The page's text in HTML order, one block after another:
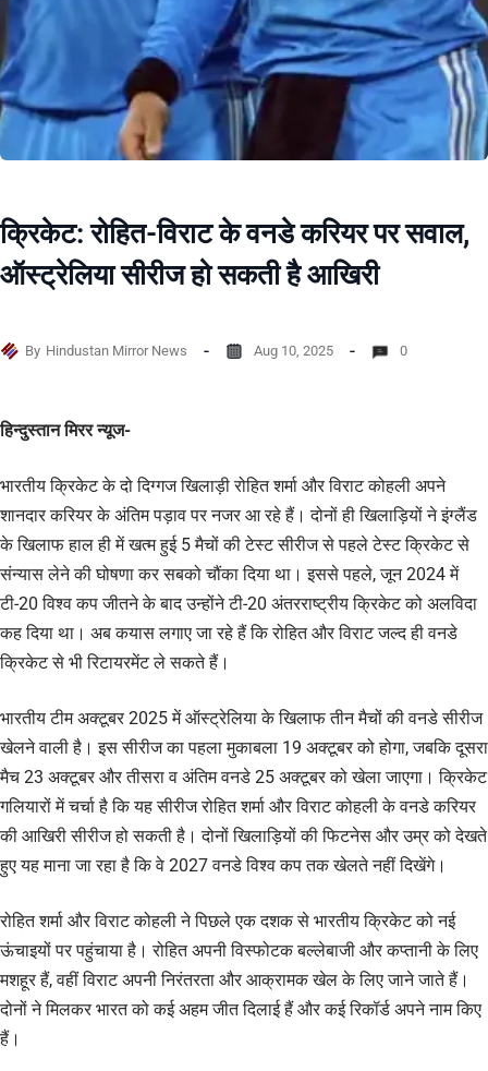
क्रिकेट: रोहित-विराट के वनडे करियर पर सवाल,
ऑस्ट्रेलिया सीरीज हो सकती है आखिरी
By Hindustan Mirror News Aug 10, 2025 0
हिन्दुस्तान मिरर न्यूज-
भारतीय क्रिकेट के दो दिग्गज खिलाड़ी रोहित शर्मा और विराट कोहली अपने
शानदार करियर के अंतिम पड़ाव पर नजर आ रहे हैं। दोनों ही खिलाड़ियों ने इंग्लैंड
के खिलाफ हाल ही में खत्म हुई 5 मैचों की टेस्ट सीरीज से पहले टेस्ट क्रिकेट से
संन्यास लेने की घोषणा कर सबको चौंका दिया था। इससे पहले, जून 2024 में
टी-20 विश्व कप जीतने के बाद उन्होंने टी-20 अंतरराष्ट्रीय क्रिकेट को अलविदा
कह दिया था। अब कयास लगाए जा रहे हैं कि रोहित और विराट जल्द ही वनडे
क्रिकेट से भी रिटायरमेंट ले सकते हैं।
भारतीय टीम अक्टूबर 2025 में ऑस्ट्रेलिया के खिलाफ तीन मैचों की वनडे सीरीज
खेलने वाली है। इस सीरीज का पहला मुकाबला 19 अक्टूबर को होगा, जबकि दूसरा
मैच 23 अक्टूबर और तीसरा व अंतिम वनडे 25 अक्टूबर को खेला जाएगा। क्रिकेट
गलियारों में चर्चा है कि यह सीरीज रोहित शर्मा और विराट कोहली के वनडे करियर
की आखिरी सीरीज हो सकती है। दोनों खिलाड़ियों की फिटनेस और उम्र को देखते
हुए यह माना जा रहा है कि वे 2027 वनडे विश्व कप तक खेलते नहीं दिखेंगे।
रोहित शर्मा और विराट कोहली ने पिछले एक दशक से भारतीय क्रिकेट को नई
ऊंचाइयों पर पहुंचाया है। रोहित अपनी विस्फोटक बल्लेबाजी और कप्तानी के लिए
मशहूर हैं, वहीं विराट अपनी निरंतरता और आक्रामक खेल के लिए जाने जाते हैं।
दोनों ने मिलकर भारत को कई अहम जीत दिलाई हैं और कई रिकॉर्ड अपने नाम किए
हैं।